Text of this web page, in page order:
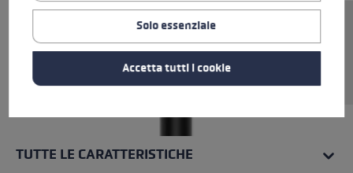
Ersatzsegment (Mittelteil) für LEKI FX.One
Stöcke. Abmessungen: 14x338mm.
Rohrmaterial: Aluminium.
TUTTE LE CARATTERISTICHE
Solo essenziale
Accetta tutti i cookie